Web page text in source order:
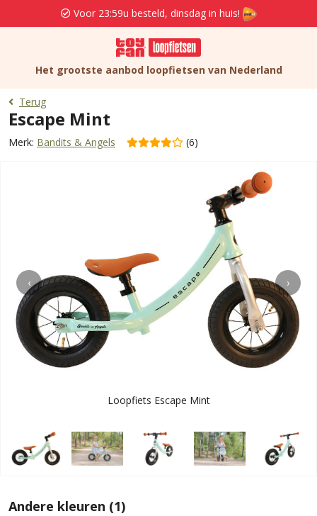
Voor 23:59u besteld, dinsdag in huis!
Het grootste aanbod loopfietsen van Nederland
Terug
Escape Mint
Merk: Bandits & Angels (6)
‹ ›
Loopfiets Escape Mint
Andere kleuren (1)